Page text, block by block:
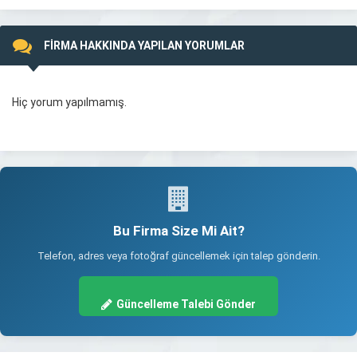
FİRMA HAKKINDA YAPILAN YORUMLAR
Hiç yorum yapılmamış.
Bu Firma Size Mi Ait?
Telefon, adres veya fotoğraf güncellemek için talep gönderin.
Güncelleme Talebi Gönder